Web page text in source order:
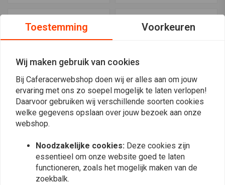
KOSO
V-beugel voor D48 en D55
€15,25 €97,99
Toestemming Voorkeuren
Wij maken gebruik van cookies
Bij Caferacerwebshop doen wij er alles aan om jouw
ervaring met ons zo soepel mogelijk te laten verlopen!
Daarvoor gebruiken wij verschillende soorten cookies
welke gegevens opslaan over jouw bezoek aan onze
webshop.
Noodzakelijke cookies: Deze cookies zijn
essentieel om onze website goed te laten
functioneren, zoals het mogelijk maken van de
zoekbalk.